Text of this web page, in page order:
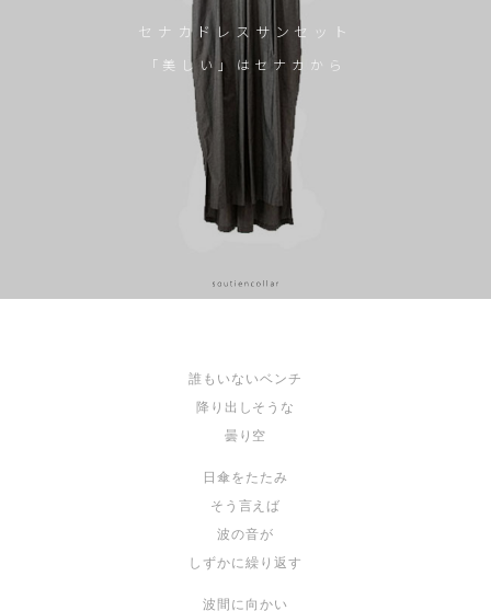
セナカドレスサンセット
「美しい」はセナカから
誰もいないベンチ
降り出しそうな
曇り空
日傘をたたみ
そう言えば
波の音が
しずかに繰り返す
波間に向かい